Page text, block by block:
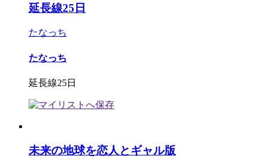
延長線25日
たなっち
たなっち
延長線25日
未来の地球を恋人とギャル版